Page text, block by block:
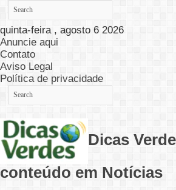
quinta-feira , agosto 6 2026
Anuncie aqui
Contato
Aviso Legal
Política de privacidade
Dicas
conteúdo em Notícias